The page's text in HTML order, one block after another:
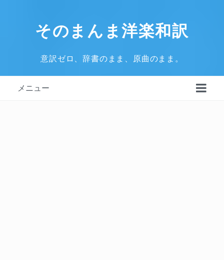
そのまんま洋楽和訳
意訳ゼロ、辞書のまま、原曲のまま。
メニュー